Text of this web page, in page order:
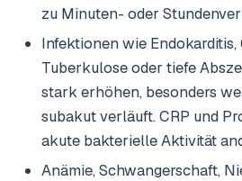
zu Minuten- oder
Infektionen wie Endokarditis,
Tuberkulose oder tiefe
stark erhöhen, besonders
subakut verläuft. CRP und
akute bakterielle Aktivität
Anämie, Schwangerschaft,